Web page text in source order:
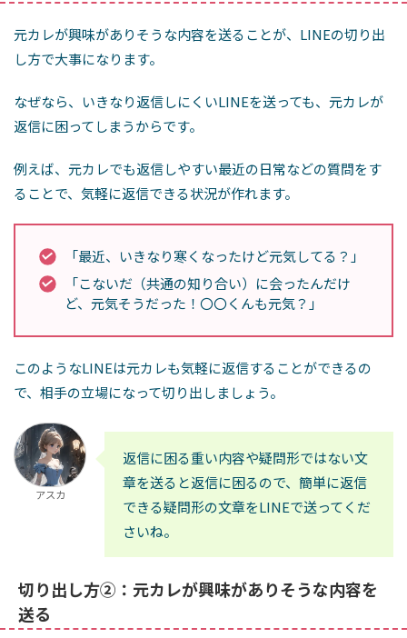
元カレが興味がありそうな内容を送ることが、LINEの切り出
し方で大事になります。
なぜなら、いきなり返信しにくいLINEを送っても、元カレが
返信に困ってしまうからです。
例えば、元カレでも返信しやすい最近の日常などの質問をす
ることで、気軽に返信できる状況が作れます。
「最近、いきなり寒くなったけど元気してる？」
「こないだ（共通の知り合い）に会ったんだけ
ど、元気そうだった！〇〇くんも元気？」
このようなLINEは元カレも気軽に返信することができるの
で、相手の立場になって切り出しましょう。
アスカ
返信に困る重い内容や疑問形ではない文
章を送ると返信に困るので、簡単に返信
できる疑問形の文章をLINEで送ってくだ
さいね。
切り出し方②：元カレが興味がありそうな内容を
送る